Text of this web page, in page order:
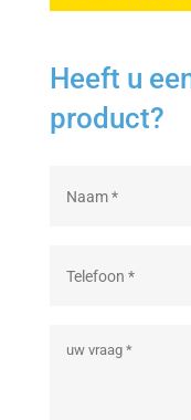
Heeft u
product?